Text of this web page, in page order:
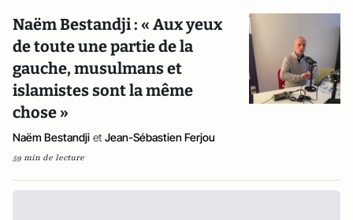
Naëm Bestandji : « Aux yeux
de toute une partie de la
gauche, musulmans et
islamistes sont la même
chose »
Naëm Bestandji et Jean-Sébastien Ferjou
59 min de lecture